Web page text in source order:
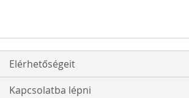
Elérhetőségeit
Kapcsolatba lépni